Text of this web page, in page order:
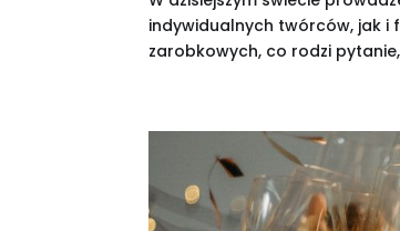
indywidualnych twórców, jak i
zarobkowych, co rodzi